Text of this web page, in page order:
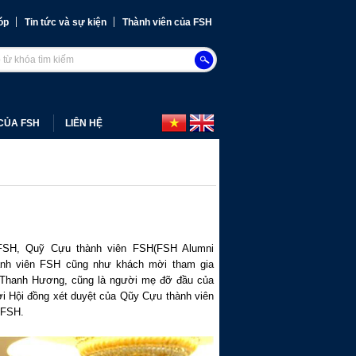
Tin tức và sự kiện Thành viên của FSH
FSH LIÊN HỆ
Quỹ Cựu thành viên FSH(FSH Alumni
viên FSH cũng như khách mời tham gia
Hương, cũng là người mẹ đỡ đầu của
Hội đồng xét duyệt của Qũy Cựu thành viên